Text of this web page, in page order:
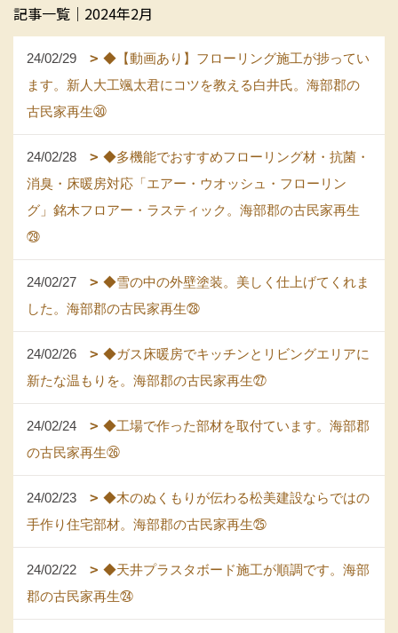
記事一覧｜2024年2月
24/02/29
◆【動画あり】フローリング施工が捗ってい
ます。新人大工颯太君にコツを教える白井氏。海部郡の
古民家再生㉚
24/02/28
◆多機能でおすすめフローリング材・抗菌・
消臭・床暖房対応「エアー・ウオッシュ・フローリン
グ」銘木フロアー・ラスティック。海部郡の古民家再生
㉙
24/02/27
◆雪の中の外壁塗装。美しく仕上げてくれま
した。海部郡の古民家再生㉘
24/02/26
◆ガス床暖房でキッチンとリビングエリアに
新たな温もりを。海部郡の古民家再生㉗
24/02/24
◆工場で作った部材を取付ています。海部郡
の古民家再生㉖
24/02/23
◆木のぬくもりが伝わる松美建設ならではの
手作り住宅部材。海部郡の古民家再生㉕
24/02/22
◆天井プラスタボード施工が順調です。海部
郡の古民家再生㉔